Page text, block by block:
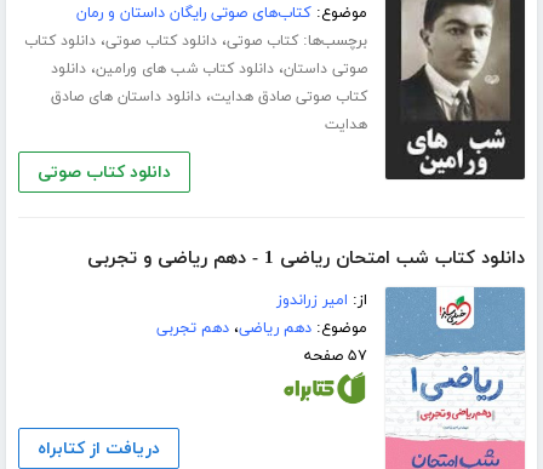
موضوع:کتاب‌های صوتی رایگان داستان و رمان
برچسب‌ها:کتاب صوتی،دانلود کتاب صوتی،دانلود کتاب
صوتی داستان،دانلود کتاب شب های ورامین،دانلود
کتاب صوتی صادق هدایت،دانلود داستان های صادق
هدایت
دانلود کتاب صوتی
دانلود کتاب شب امتحان ریاضی 1 - دهم ریاضی و تجربی
از: امیر زراندوز
موضوع:دهم ریاضی،دهم تجربی
۵۷ صفحه
دریافت از کتابراه